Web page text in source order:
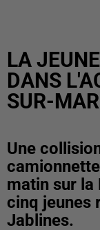
LA
DANS
SUR-
Une
matin sur la
cinq jeunes
Jablines.